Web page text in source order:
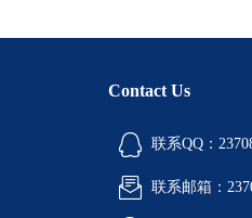
Contact Us
联系QQ：
联系邮箱：